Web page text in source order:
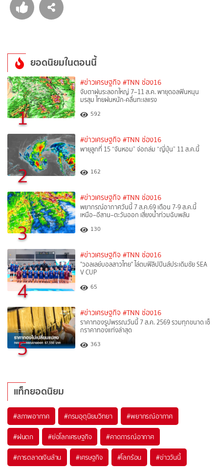
ยอดนิยมในตอนนี้
1
#ข่าวเศรษฐกิจ #TNN ช่อง16
จับตาฝนระลอกใหญ่ 7–11 ส.ค. พายุดอลฟินหนุน
มรสุม ไทยฝนหนัก-คลื่นทะเลแรง
592
2
#ข่าวเศรษฐกิจ #TNN ช่อง16
พายุลูกที่ 15 “จันหอม” จ่อถล่ม “ญี่ปุ่น” 11 ส.ค.นี้
162
3
#ข่าวเศรษฐกิจ #TNN ช่อง16
พยากรณ์อากาศวันนี้ 7 ส.ค.69 เตือน 7-9 ส.ค.นี้
เหนือ–อีสาน–ตะวันออก เสี่ยงน้ำท่วมฉับพลัน
130
4
#ข่าวเศรษฐกิจ #TNN ช่อง16
"วอลเลย์บอลสาวไทย" ไล่ตบฟิลิปปินส์ประเดิมชัย SEA
V CUP
65
5
#ข่าวเศรษฐกิจ #TNN ช่อง16
ราคาทองรูปพรรณวันนี้ 7 ส.ค. 2569 รวมทุกขนาด เช็
กราคาทองแท่งล่าสุด
363
แท็กยอดนิยม
#สภาพอากาศ #กรมอุตุนิยมวิทยา #พยากรณ์อากาศ
#ฝนตก #ย่อโลกเศรษฐกิจ #คาดการณ์อากาศ
#การตลาดเงินล้าน #เศรษฐกิจ #โลกร้อน #ข่าววันนี้